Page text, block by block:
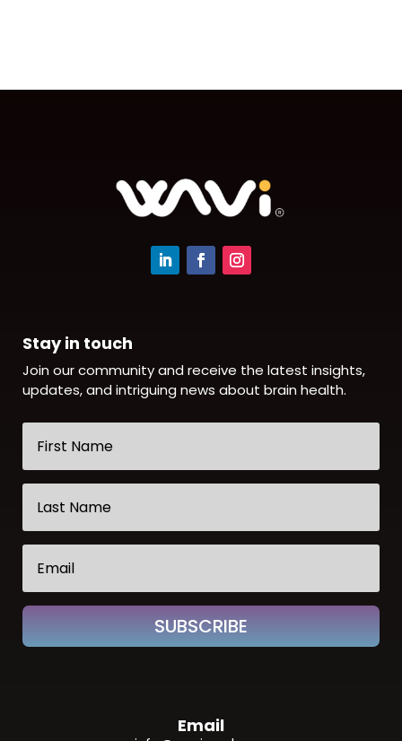
Stay in touch
Join our community and receive the latest insights,
updates, and intriguing news about brain health.
SUBSCRIBE
Email